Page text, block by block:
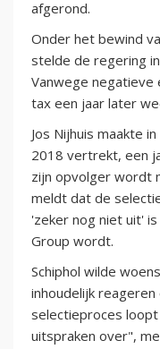
afgerond.
Onder het bewind
stelde de regering
Vanwege negatieve
tax een jaar later
Jos Nijhuis maakte
2018 vertrekt, een
zijn opvolger wordt
meldt dat de
'zeker nog niet uit' is
Group wordt.
Schiphol wilde
inhoudelijk
selectieproces
uitspraken over",